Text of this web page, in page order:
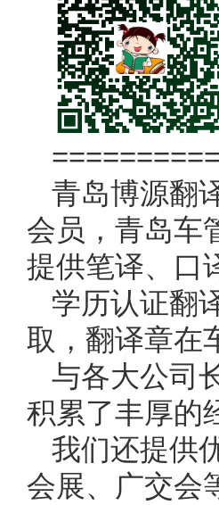
青岛博源翻
会员，青岛车
提供笔译、口
学历认证翻
取，翻译章在
与各大公司
积累了丰厚的
我们还提供
会展、广交会